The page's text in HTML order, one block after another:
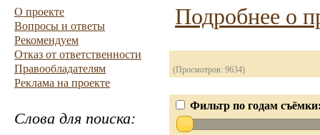
О проекте
Вопросы и ответы
Рекомендуем
Отказ от ответственности
Правообладателям
Реклама на проекте
Слова для поиска:
Подробнее о
(Просмотров: 9634)
Фильтр по годам